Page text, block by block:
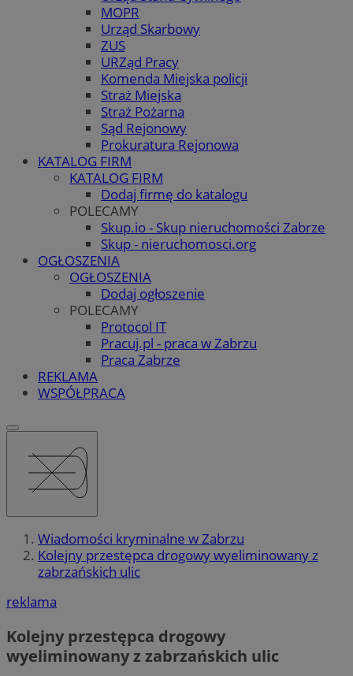
MOPR
Urząd Skarbowy
ZUS
URZąd Pracy
Komenda Miejska policji
Straż Miejska
Straż Pożarna
Sąd Rejonowy
Prokuratura Rejonowa
KATALOG FIRM
KATALOG FIRM
Dodaj firmę do katalogu
POLECAMY
Skup.io - Skup nieruchomości Zabrze
Skup - nieruchomosci.org
OGŁOSZENIA
OGŁOSZENIA
Dodaj ogłoszenie
POLECAMY
Protocol IT
Pracuj.pl - praca w Zabrzu
Praca Zabrze
REKLAMA
WSPÓŁPRACA
Wiadomości kryminalne w Zabrzu
Kolejny przestępca drogowy wyeliminowany z
zabrzańskich ulic
reklama
Kolejny przestępca drogowy
wyeliminowany z zabrzańskich ulic